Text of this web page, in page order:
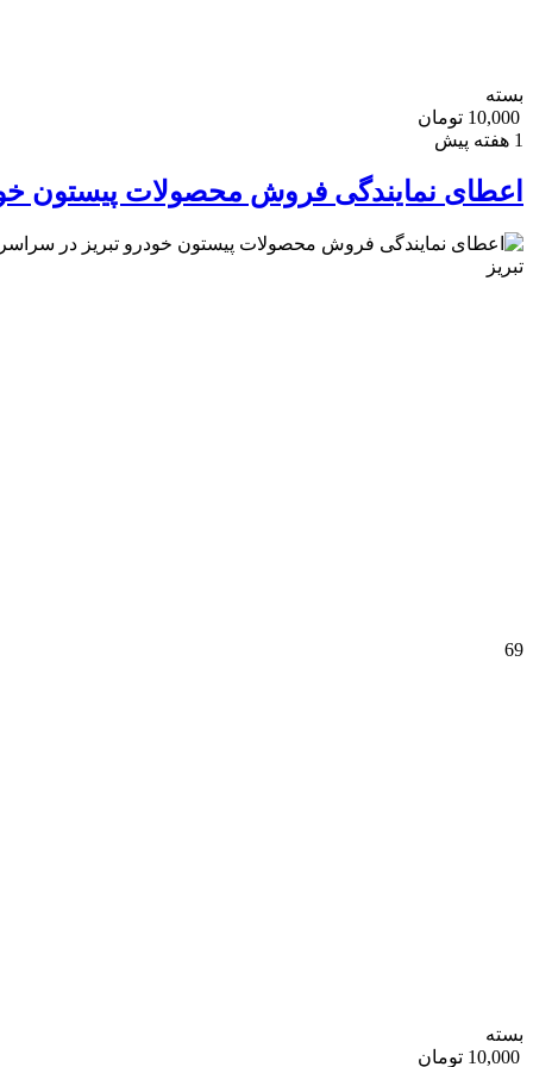
بسته
10,000 تومان
1 هفته پیش
اعطای نمایندگی فروش محصولات پیستون
تبریز
69
بسته
10,000 تومان